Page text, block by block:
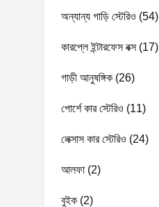
অন্যান্য গাড়ি স্টেরিও (54)
কারপ্লে ইন্টারফেস বক্স(17)
গাড়ী আনুষঙ্গিক (26)
পোর্শে কার স্টেরিও (11)
লেক্সাস কার স্টেরিও (24)
আলফা (2)
বুইক (2)